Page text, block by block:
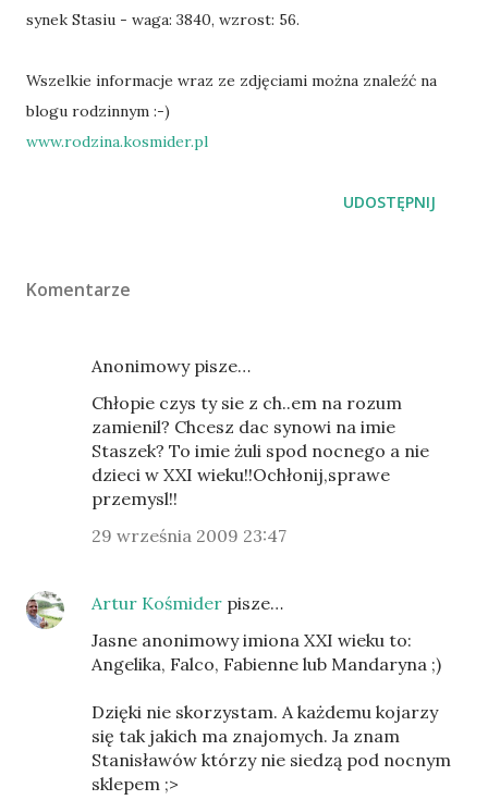
synek Stasiu - waga: 3840, wzrost: 56.
Wszelkie informacje wraz ze zdjęciami można znaleźć na
blogu rodzinnym :-)
www.rodzina.kosmider.pl
UDOSTĘPNIJ
Komentarze
Anonimowy pisze…
Chłopie czys ty sie z ch..em na rozum
zamienil? Chcesz dac synowi na imie
Staszek? To imie żuli spod nocnego a nie
dzieci w XXI wieku!!Ochłonij,sprawe
przemysl!!
29 września 2009 23:47
Artur Kośmider pisze…
Jasne anonimowy imiona XXI wieku to:
Angelika, Falco, Fabienne lub Mandaryna ;)
Dzięki nie skorzystam. A każdemu kojarzy
się tak jakich ma znajomych. Ja znam
Stanisławów którzy nie siedzą pod nocnym
sklepem ;>